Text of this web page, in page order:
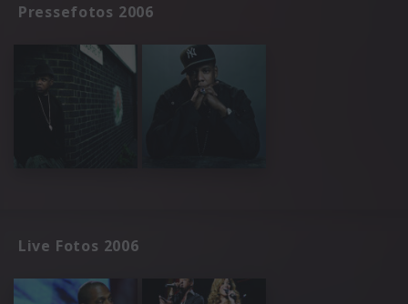
Pressefotos 2006
Live Fotos 2006